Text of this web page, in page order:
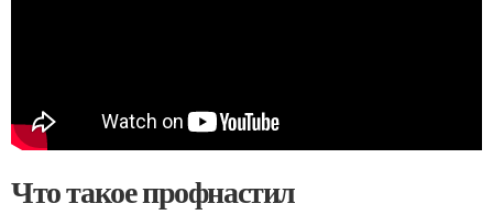
Что такое профнастил